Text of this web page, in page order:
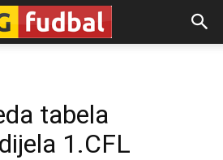
tabela
1.CFL